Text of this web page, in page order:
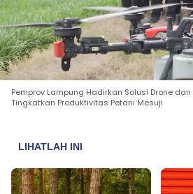
Pemprov Lampung Hadirkan Solusi Drone
Tingkatkan Produktivitas Petani Mesuji